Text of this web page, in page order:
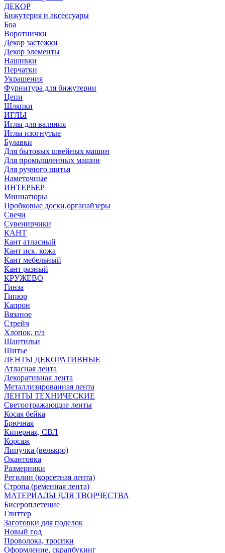
ДЕКОР
Бижутерия и аксессуары
Боа
Воротнички
Декор застежки
Декор элементы
Нашивки
Перчатки
Украшения
Фурнитура для бижутерии
Цепи
Шляпки
ИГЛЫ
Иглы для валяния
Иглы изогнутые
Булавки
Для бытовых швейных машин
Для промышленных машин
Для ручного шитья
Наметочные
ИНТЕРЬЕР
Миниатюры
Пробковые доски,органайзеры
Свечи
Сувенирчики
КАНТ
Кант атласный
Кант иск. кожа
Кант мебельный
Кант разный
КРУЖЕВО
Гинза
Гипюр
Капрон
Вязаное
Стрейч
Хлопок, п/э
Шантильи
Шитье
ЛЕНТЫ ДЕКОРАТИВНЫЕ
Атласная лента
Декоративная лента
Металлизированная лента
ЛЕНТЫ ТЕХНИЧЕСКИЕ
Светоотражающие ленты
Косая бейка
Брючная
Киперная, СВЛ
Корсаж
Липучка (велькро)
Окантовка
Размерники
Регилин (корсетная лента)
Стропа (ременная лента)
МАТЕРИАЛЫ ДЛЯ ТВОРЧЕСТВА
Бисероплетение
Глиттер
Заготовки для поделок
Новый год
Проволока, тросики
Оформление, скрапбукинг